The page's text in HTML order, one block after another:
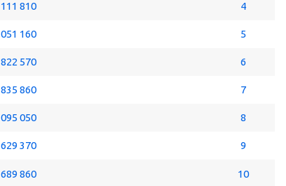
810 4
160 5
570 6
860 7
050 8
370 9
860 10